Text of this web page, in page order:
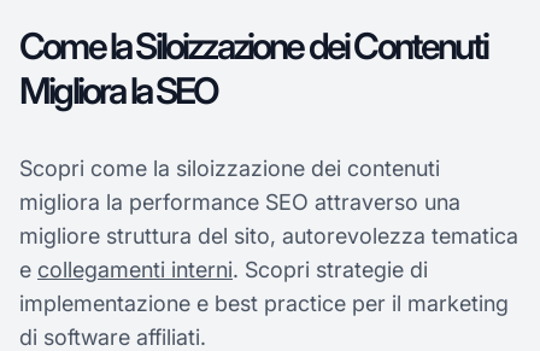
Come la Siloizzazione dei Contenuti
Migliora la SEO
Scopri come la siloizzazione dei contenuti
migliora la performance SEO attraverso una
migliore struttura del sito, autorevolezza tematica
e collegamenti interni. Scopri strategie di
implementazione e best practice per il marketing
di software affiliati.